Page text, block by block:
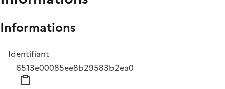
Informations
Identifiant
6513e00085ee8b29583b2ea0